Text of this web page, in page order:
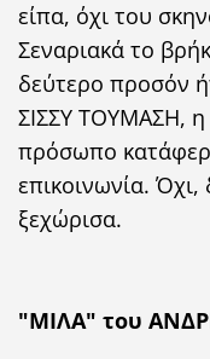
είπα, όχι του
Σεναριακά το
δεύτερο προσόν
ΣΙΣΣΥ ΤΟΥΜΑΣΗ, η
πρόσωπο
επικοινωνία.
ξεχώρισα.
"ΜΙΛΑ" του